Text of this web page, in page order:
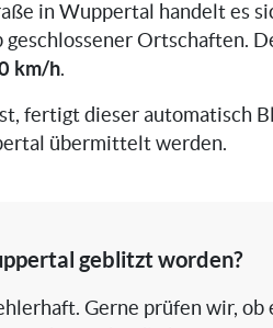
in Wuppertal handelt es
Ortschaften.
km/h.
fertigt dieser automatisch
übermittelt werden.
geblitzt worden?
Gerne prüfen wir, ob